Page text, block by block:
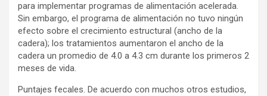
para implementar programas de alimentación acelerada.
Sin embargo, el programa de alimentación no tuvo ningún
efecto sobre el crecimiento estructural (ancho de la
cadera); los tratamientos aumentaron el ancho de la
cadera un promedio de 4.0 a 4.3 cm durante los primeros 2
meses de vida.
Puntajes fecales. De acuerdo con muchos otros estudios,